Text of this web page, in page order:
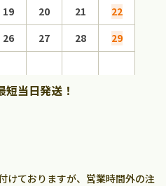
19 20 21
22
26 27 28
29
当日発送！
けておりますが、営業時間外の注